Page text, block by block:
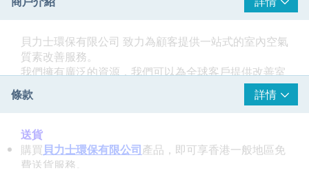
貝力士環保有限公司 致力為顧客提供一站式的室內空氣
質素改善服務。
我們擁有廣泛的資源，我們可以為全球客戶提供改善室
內空氣質素（IAQ）的產品和服務。
願景
​我們為您帶來更長壽，更健康的生活。
使命
條款 詳情
送貨
購買貝力士環保有限公司產品，即可享香港一般地區免
費送貨服務。